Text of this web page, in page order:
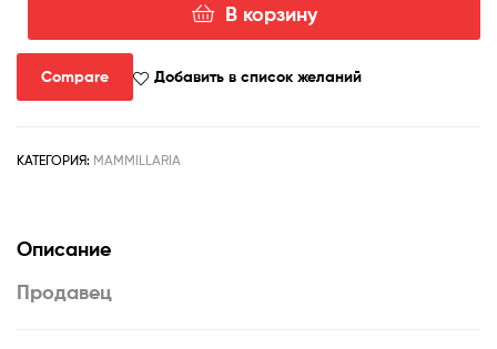
товара
Mammillaria
nejapensis
В корзину
Compare Добавить в список желаний
КАТЕГОРИЯ: MAMMILLARIA
Описание
Продавец